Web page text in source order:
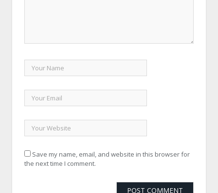
Save my name, email, and website in this browser for
the next time I comment.